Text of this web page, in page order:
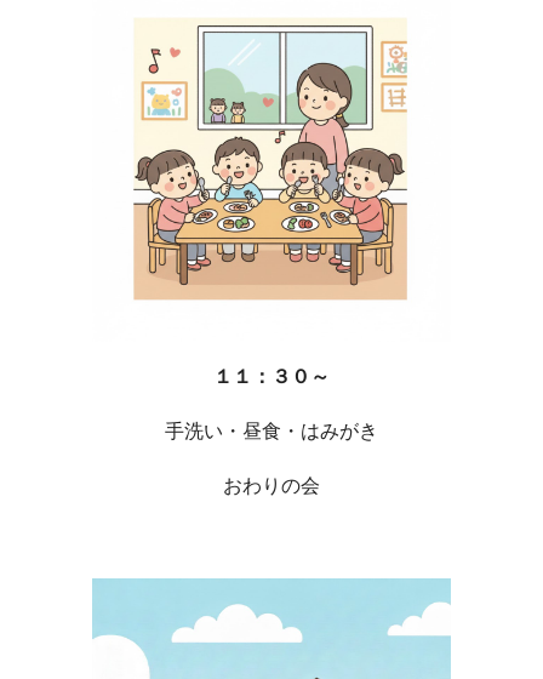
１１：３０～
手洗い・昼食・はみがき
おわりの会